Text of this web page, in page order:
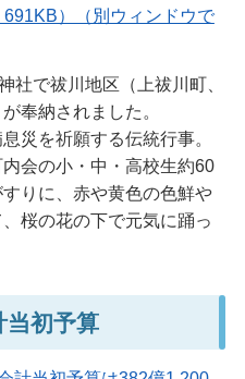
）（別ウィンドウで
社で祓川地区（上祓川町、
奉納されました。
災を祈願する伝統行事。
会の小・中・高校生約60
りに、赤や黄色の色鮮や
桜の花の下で元気に踊っ
当初予算